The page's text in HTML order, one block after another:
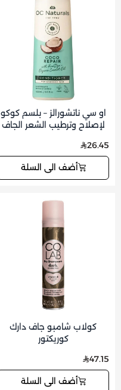
او سي ناتشورالز – بلسم كوكو
لإصلاح وترطيب الشعر الجاف
26.45
أضف الى السلة
كولاب شامبو جاف دارك
كوريكتور
47.15
أضف الى السلة